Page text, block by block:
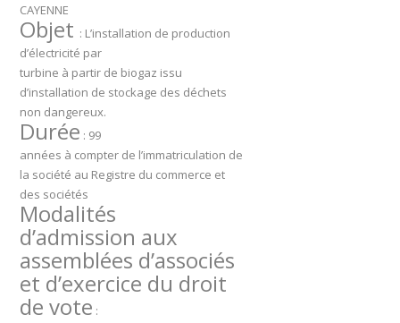
CAYENNE
Objet : L’installation de production
d’électricité par
turbine à partir de biogaz issu
d’installation de stockage des déchets
non dangereux.
Durée : 99
années à compter de l’immatriculation de
la société au Registre du commerce et
des sociétés
Modalités
d’admission aux
assemblées d’associés
et d’exercice du droit
de vote :